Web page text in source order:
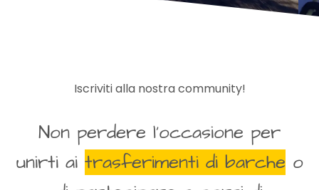
Iscriviti alla nostra community!
Non perdere l’occasione per
unirti ai trasferimenti di barche o